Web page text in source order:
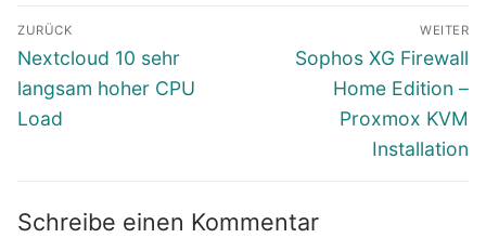
Beitragsnavigation
ZURÜCK
Vorheriger
Beitrag:
Nextcloud 10 sehr
langsam hoher CPU
Load
WEITER
Nächster
Beitrag:
Sophos XG Firewall
Home Edition –
Proxmox KVM
Installation
Schreibe einen Kommentar